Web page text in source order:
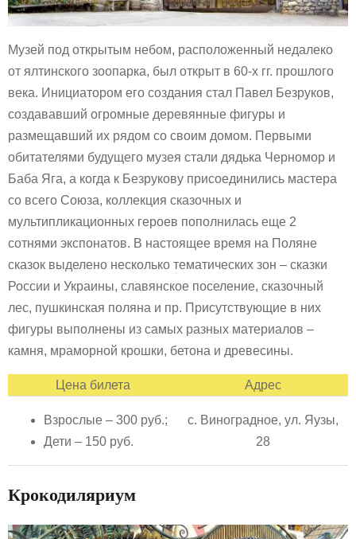
Музей под открытым небом, расположенный недалеко
от ялтинского зоопарка, был открыт в 60-х гг. прошлого
века. Инициатором его создания стал Павел Безруков,
создававший огромные деревянные фигуры и
размещавший их рядом со своим домом. Первыми
обитателями будущего музея стали дядька Черномор и
Баба Яга, а когда к Безрукову присоединились мастера
со всего Союза, коллекция сказочных и
мультипликационных героев пополнилась еще 2
сотнями экспонатов. В настоящее время на Поляне
сказок выделено несколько тематических зон – сказки
России и Украины, славянское поселение, сказочный
лес, пушкинская поляна и пр. Присутствующие в них
фигуры выполнены из самых разных материалов –
камня, мраморной крошки, бетона и древесины.
Цена билета Адрес
Взрослые – 300 руб.;
Дети – 150 руб.
с. Виноградное, ул. Яузы,
28
Крокодиляриум